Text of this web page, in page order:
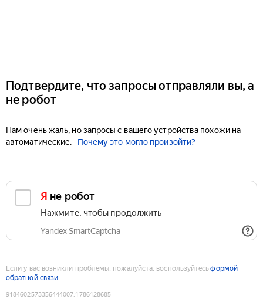
Подтвердите, что запросы отправляли вы, а
не робот
Нам очень жаль, но запросы с вашего устройства похожи на
автоматические.
Почему это могло произойти?
Я не робот
Нажмите, чтобы продолжить
Yandex SmartCaptcha
Если у вас возникли проблемы, пожалуйста, воспользуйтесьформой
обратной связи
9184602573356444007:1786128685